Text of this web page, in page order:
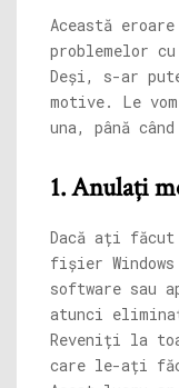
Această
problemelor
Deși, s-ar
motive. Le
una, până
1. Anulați
Dacă ați
fișier
software sau
atunci
Reveniți la
care le-ați